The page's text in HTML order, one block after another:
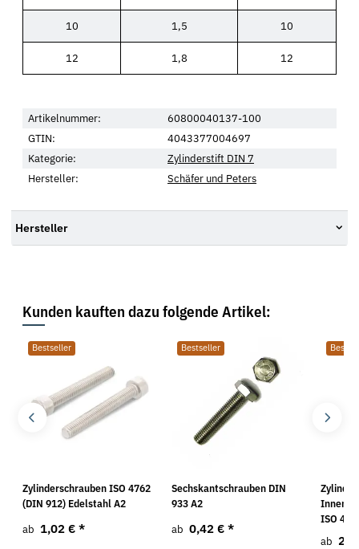
10 1,5 10
12 1,8 12
Artikelnummer:
60800040137-100
GTIN:
4043377004697
Kategorie:
Zylinderstift DIN 7
Hersteller:
Schäfer und Peters
Hersteller
Kunden kauften dazu folgende Artikel:
Bestseller
Zylinderschrauben ISO 4762
(DIN 912) Edelstahl A2
ab 1,02 € *
Bestseller
Sechskantschrauben DIN
933 A2
ab 0,42 € *
ISO
ab